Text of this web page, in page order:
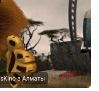
в Алматы